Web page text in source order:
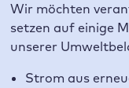
Wir möchten
setzen auf einige
unserer
Strom aus